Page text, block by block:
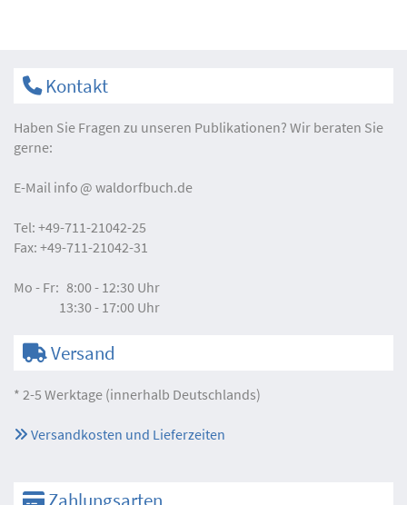
Kontakt
Haben Sie Fragen zu unseren Publikationen? Wir beraten Sie
gerne:
E-Mail info waldorfbuch.de
Tel: +49-711-21042-25
Fax: +49-711-21042-31
Mo - Fr: 8:00 - 12:30 Uhr
13:30 - 17:00 Uhr
Versand
* 2-5 Werktage (innerhalb Deutschlands)
Versandkosten und Lieferzeiten
Zahlungsarten